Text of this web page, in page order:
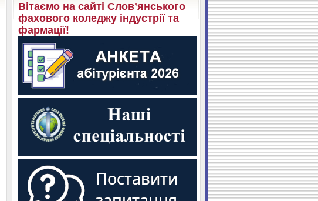
Вітаємо на сайті Слов’янського
фахового коледжу індустрії та
фармації!